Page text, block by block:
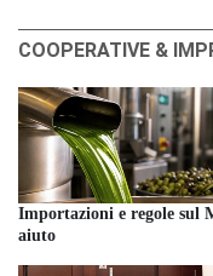
COOPERATIVE &
Importazioni e regole sul
aiuto